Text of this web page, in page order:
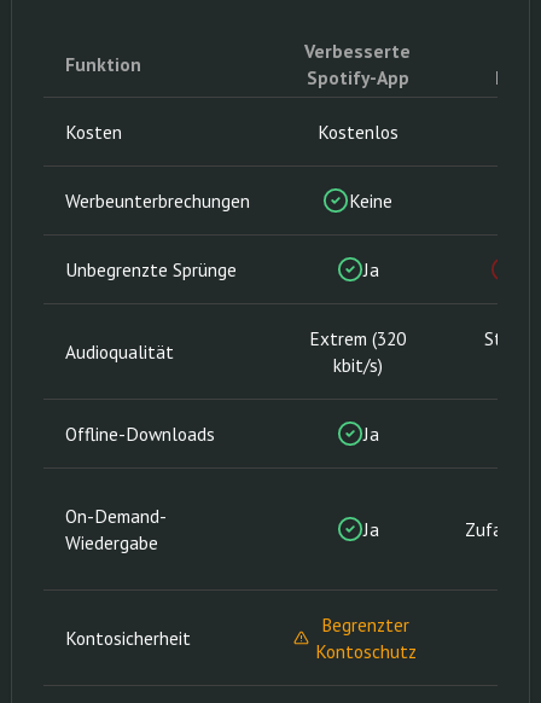
Funktion
Verbesserte
Spotify-App
Kosten Kostenlos
Werbeunterbrechungen Keine
Unbegrenzte Sprünge Ja
Audioqualität
Extrem (320
kbit/s)
Offline-Downloads Ja
On-Demand-
Wiedergabe
Ja
Kontosicherheit
Begrenzter
Kontoschutz